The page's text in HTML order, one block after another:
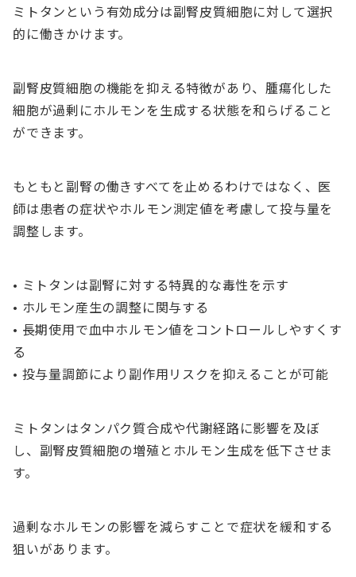
ミトタンという有効成分は副腎皮質細胞に対して選択
的に働きかけます。
副腎皮質細胞の機能を抑える特徴があり、腫瘍化した
細胞が過剰にホルモンを生成する状態を和らげること
ができます。
もともと副腎の働きすべてを止めるわけではなく、医
師は患者の症状やホルモン測定値を考慮して投与量を
調整します。
• ミトタンは副腎に対する特異的な毒性を示す
• ホルモン産生の調整に関与する
• 長期使用で血中ホルモン値をコントロールしやすくす
る
• 投与量調節により副作用リスクを抑えることが可能
ミトタンはタンパク質合成や代謝経路に影響を及ぼ
し、副腎皮質細胞の増殖とホルモン生成を低下させま
す。
過剰なホルモンの影響を減らすことで症状を緩和する
狙いがあります。